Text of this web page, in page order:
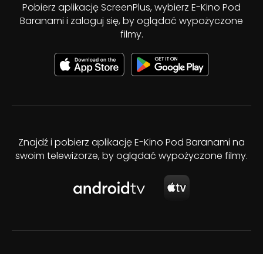
Pobierz aplikację ScreenPlus, wybierz E-Kino Pod
Baranami i zaloguj się, by oglądać wypożyczone
filmy.
Znajdź i pobierz aplikację E-Kino Pod Baranami na
swoim telewizorze, by oglądać wypożyczone filmy.